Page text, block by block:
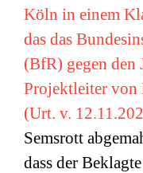
Köln in einem
das das
(BfR) gegen den
Projektleiter von
(Urt. v.
Semsrott
dass der